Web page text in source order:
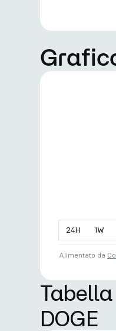
24H 1W
Alimentato da
DOGE